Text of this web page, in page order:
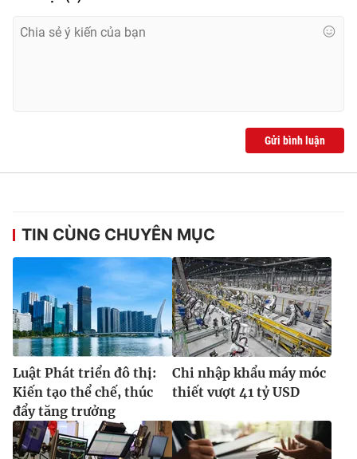
Photo
VTV4 Vươn mình bằng AI
VTV9 VTV8
Liên hệ tòa soạn English
THỜI BÁO VTV
Gửi bình luận
TIN CÙNG CHUYÊN MỤC
Luật Phát triển đô thị:
Kiến tạo thể chế, thúc
đẩy tăng trưởng
Chi nhập khẩu máy móc
thiết vượt 41 tỷ USD